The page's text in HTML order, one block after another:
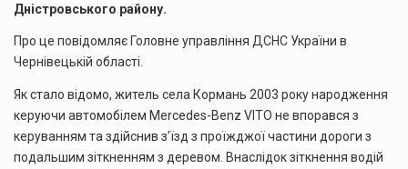
Дністровського району.
Про це повідомляє Головне управління ДСНС України в
Чернівецькій області.
Як стало відомо, житель села Кормань 2003 року народження
керуючи автомобілем Mercedes-Benz VITO не впорався з
керуванням та здійснив з’їзд з проїжджої частини дороги з
подальшим зіткненням з деревом. Внаслідок зіткнення водій